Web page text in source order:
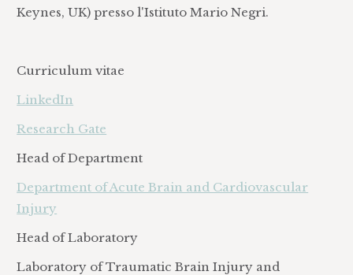
Keynes, UK) presso l'Istituto Mario Negri.
Curriculum vitae
LinkedIn
Research Gate
Head of Department
Department of Acute Brain and Cardiovascular
Injury
Head of Laboratory
Laboratory of Traumatic Brain Injury and